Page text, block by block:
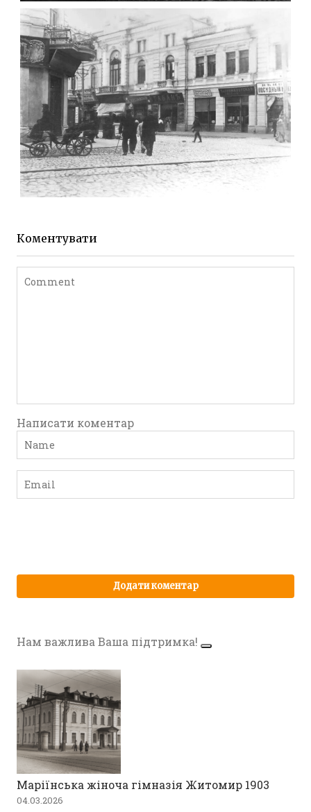
Фото Житомира період
до 1917 року
Leave a comment
ЖИТОМИР МИХАЙЛІВСЬКА 1903 РОКУ
Коментувати
Написати коментар
Нам важлива Ваша підтримка!
Маріїнська жіноча гімназія Житомир 1903
04.03.2026